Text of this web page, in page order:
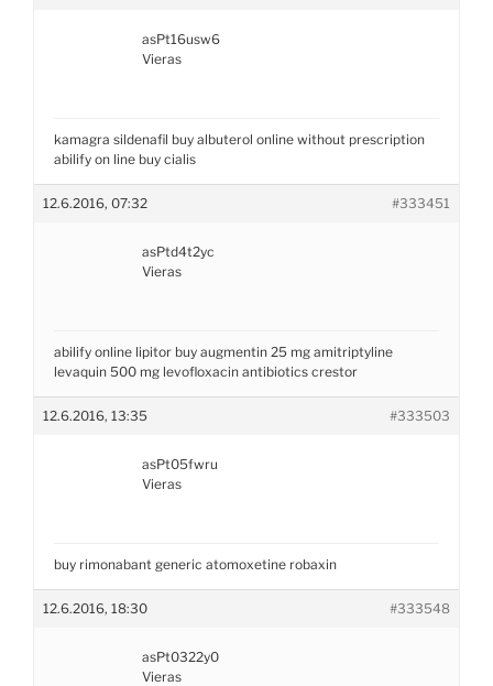
asPt16usw6
Vieras
kamagra sildenafil buy albuterol online without prescription
abilify on line buy cialis
12.6.2016, 07:32 #333451
asPtd4t2yc
Vieras
abilify online lipitor buy augmentin 25 mg amitriptyline
levaquin 500 mg levofloxacin antibiotics crestor
12.6.2016, 13:35 #333503
asPt05fwru
Vieras
buy rimonabant generic atomoxetine robaxin
12.6.2016, 18:30 #333548
asPt0322y0
Vieras